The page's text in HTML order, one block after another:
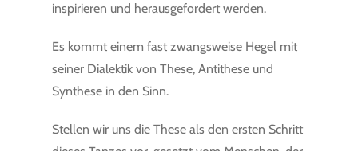
inspirieren und herausgefordert werden.
Es kommt einem fast zwangsweise Hegel mit
seiner Dialektik von These, Antithese und
Synthese in den Sinn.
Stellen wir uns die These als den ersten Schritt